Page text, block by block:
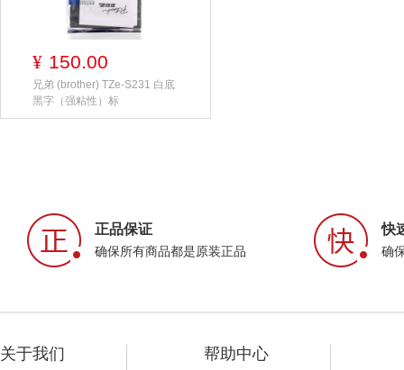
¥ 150.00
兄弟 (brother) TZe-S231 白底
黑字（强粘性）标
正品保证
确保所有商品都是原装正品
快
确
关于我们 帮助中心